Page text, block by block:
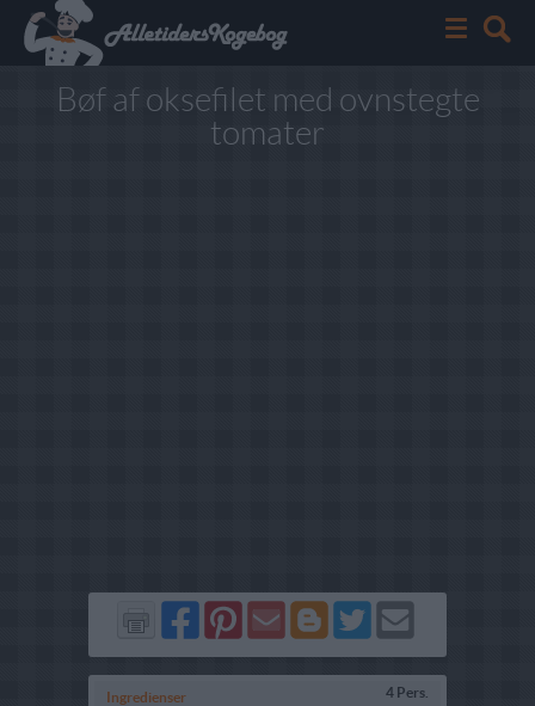
Bøf af oksefilet med ovnstegte
tomater
Del
på
Facebook
Del
på
Pinterest
Send
via
GMail
Del
på
Blogger
Del
på
Twitter
Send
Ingredienser 4 Pers.